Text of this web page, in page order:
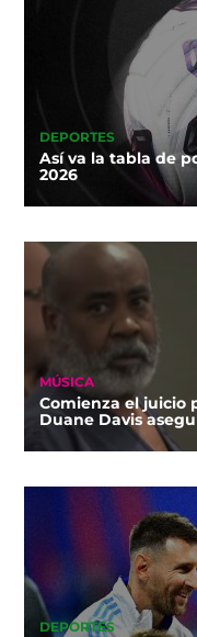
DEPORTES
Así va la tabla de
2026
MÚSICA
Comienza el juicio
Duane Davis
DEPORTES